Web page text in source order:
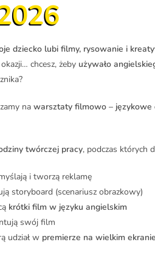
dziecko lubi filmy, rysowanie i
chcesz, żeby używało
na warsztaty filmowo – językowe
twórczej pracy, podczas których
i tworzą reklamę
storyboard (scenariusz obrazkowy)
krótki film w języku angielskim
swój film
udział w premierze na wielkim ekranie